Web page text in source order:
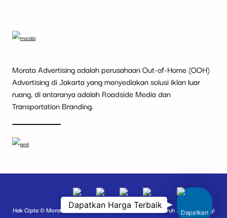
Morata Advertising adalah perusahaan Out-of-Home (OOH)
Advertising di Jakarta yang menyediakan solusi iklan luar
ruang, di antaranya adalah Roadside Media dan
Transportation Branding.
Hak Cipta © Morata oleh PT Morata Media Indonesia. Seluruh Hak Dilindungi
Harga
Dapatkan Harga Terbaik